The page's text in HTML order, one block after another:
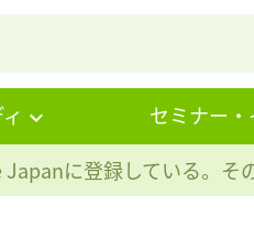
セミナー・
に登録している。そ